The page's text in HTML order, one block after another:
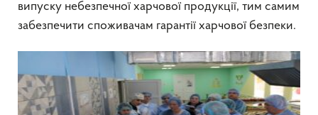
випуску небезпечної харчової продукції, тим самим
забезпечити споживачам гарантії харчової безпеки.